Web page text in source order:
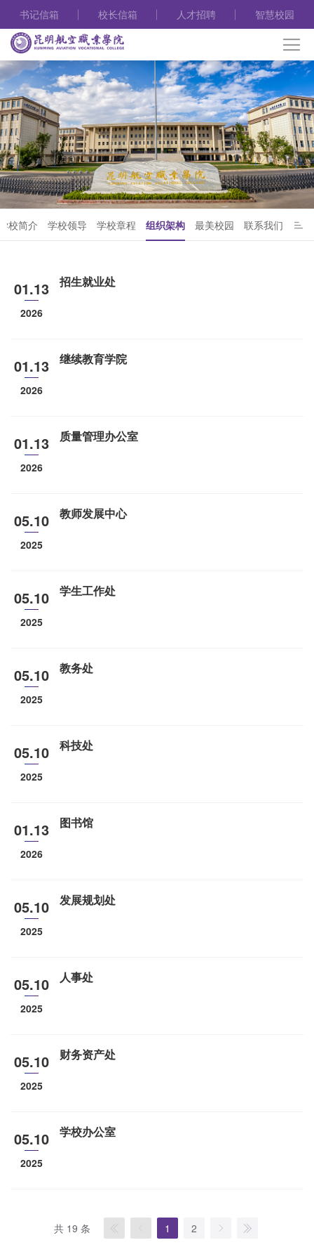
书记信箱 校长信箱 人才招聘 智慧校园
校简介 学校领导 学校章程 组织架构 最美校园 联系我们
01.13
2026
招生就业处
01.13
2026
继续教育学院
01.13
2026
质量管理办公室
05.10
2025
教师发展中心
05.10
2025
学生工作处
05.10
2025
教务处
05.10
2025
科技处
01.13
2026
图书馆
05.10
2025
发展规划处
05.10
2025
人事处
05.10
2025
财务资产处
05.10
2025
学校办公室
共 19 条 1 2